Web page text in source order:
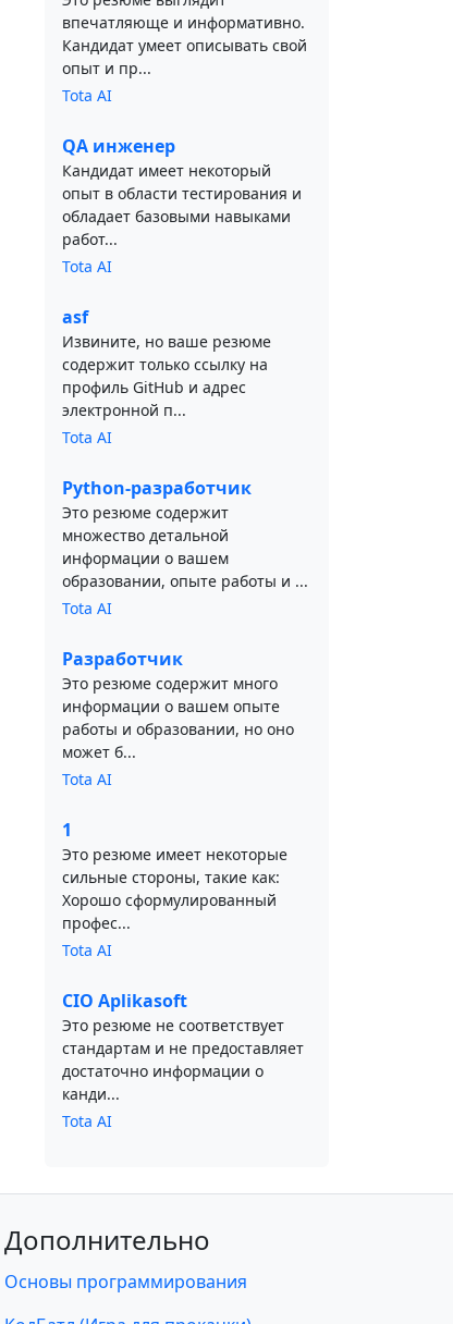
впечатляюще и информативно.
Кандидат умеет описывать свой
опыт и пр...
Tota AI
QA инженер
Кандидат имеет некоторый
опыт в области тестирования и
обладает базовыми навыками
работ...
Tota AI
asf
Извините, но ваше резюме
содержит только ссылку на
профиль GitHub и адрес
электронной п...
Tota AI
Python-разработчик
Это резюме содержит
множество детальной
информации о вашем
образовании, опыте работы и ...
Tota AI
Разработчик
Это резюме содержит много
информации о вашем опыте
работы и образовании, но оно
может б...
Tota AI
1
Это резюме имеет некоторые
сильные стороны, такие как:
Хорошо сформулированный
профес...
Tota AI
CIO Aplikasoft
Это резюме не соответствует
стандартам и не предоставляет
достаточно информации о
канди...
Tota AI
Дополнительно
Основы программирования